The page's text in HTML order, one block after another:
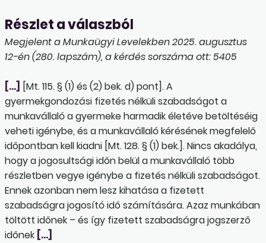
Részlet a válaszból
Megjelent a Munkaügyi Levelekben 2025. augusztus
12-én (280. lapszám), a kérdés sorszáma ott: 5405
[…] [Mt. 115. § (1) és (2) bek. d) pont]. A
gyermekgondozási fizetés nélküli szabadságot a
munkavállaló a gyermeke harmadik életéve betöltéséig
veheti igénybe, és a munkavállaló kérésének megfelelő
időpontban kell kiadni [Mt. 128. § (1) bek.]. Nincs akadálya,
hogy a jogosultsági időn belül a munkavállaló több
részletben vegye igénybe a fizetés nélküli szabadságot.
Ennek azonban nem lesz kihatása a fizetett
szabadságra jogosító idő számítására. Azaz munkában
töltött időnek – és így fizetett szabadságra jogszerző
időnek […]